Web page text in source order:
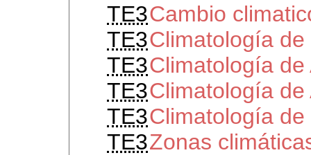
TE3Cambio
TE3Climatología de
TE3Climatología de
TE3Climatología de
TE3Climatología
TE3Zonas